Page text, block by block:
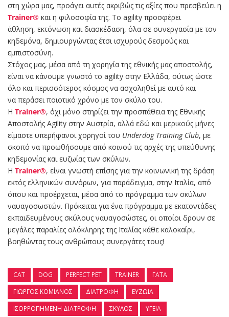
στη χώρα μας, προάγει αυτές ακριβώς τις αξίες που πρεσβεύει η
Trainer® και η φιλοσοφία της. Το agility προσφέρει
άθληση, εκτόνωση και διασκέδαση, όλα σε συνεργασία με τον
κηδεμόνα, δημιουργώντας έτσι ισχυρούς δεσμούς και
εμπιστοσύνη.
Στόχος μας, μέσα από τη χορηγία της εθνικής μας αποστολής,
είναι να κάνουμε γνωστό το agility στην Ελλάδα, ούτως ώστε
όλο και περισσότερος κόσμος να ασχοληθεί με αυτό και
να περάσει ποιοτικό χρόνο με τον σκύλο του.
Η Trainer®, όχι μόνο στηρίζει την προσπάθεια της Εθνικής
Αποστολής Agility στην Αυστρία, αλλά εδώ και μερικούς μήνες
είμαστε υπερήφανοι χορηγοί του Underdog Training Club, με
σκοπό να προωθήσουμε από κοινού τις αρχές της υπεύθυνης
κηδεμονίας και ευζωίας των σκύλων.
Η Trainer®, είναι γνωστή επίσης για την κοινωνική της δράση
εκτός ελληνικών συνόρων, για παράδειγμα, στην Ιταλία, από
όπου και προέρχεται, μέσα από το πρόγραμμα των σκύλων
ναυαγοσωστών. Πρόκειται για ένα πρόγραμμα με εκατοντάδες
εκπαιδευμένους σκύλους ναυαγοσώστες, οι οποίοι δρουν σε
μεγάλες παραλίες ολόκληρης της Ιταλίας κάθε καλοκαίρι,
βοηθώντας τους ανθρώπους συνεργάτες τους!
CAT DOG PERFECT PET TRAINER
ΓΆΤΑ
ΓΙΏΡΓΟΣ ΚΟΜΙΑΝΌΣ
ΔΙΑΤΡΟΦΉ
ΕΥΖΩΊΑ
ΙΣΟΡΡΟΠΗΜΈΝΗ ΔΙΑΤΡΟΦΉ
ΣΚΎΛΟΣ ΥΓΕΊΑ